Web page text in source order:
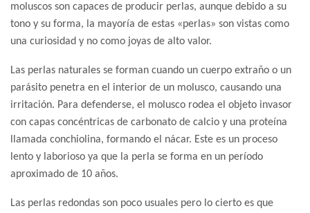
moluscos son capaces de producir perlas, aunque debido a su
tono y su forma, la mayoría de estas «perlas» son vistas como
una curiosidad y no como joyas de alto valor.
Las perlas naturales se forman cuando un cuerpo extraño o un
parásito penetra en el interior de un molusco, causando una
irritación. Para defenderse, el molusco rodea el objeto invasor
con capas concéntricas de carbonato de calcio y una proteína
llamada conchiolina, formando el nácar. Este es un proceso
lento y laborioso ya que la perla se forma en un período
aproximado de 10 años.
Las perlas redondas son poco usuales pero lo cierto es que